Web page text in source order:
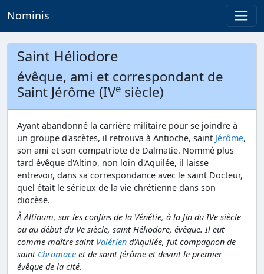
Nominis
Saint Héliodore
évêque, ami et correspondant de
Saint Jérôme (IVe siècle)
Ayant abandonné la carrière militaire pour se joindre à
un groupe d'ascètes, il retrouva à Antioche, saint Jérôme,
son ami et son compatriote de Dalmatie. Nommé plus
tard évêque d'Altino, non loin d'Aquilée, il laisse
entrevoir, dans sa correspondance avec le saint Docteur,
quel était le sérieux de la vie chrétienne dans son
diocèse.
À Altinum, sur les confins de la Vénétie, à la fin du IVe siècle
ou au début du Ve siècle, saint Héliodore, évêque. Il eut
comme maître saint Valérien d'Aquilée, fut compagnon de
saint Chromace et de saint Jérôme et devint le premier
évêque de la cité.